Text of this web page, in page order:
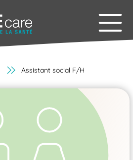
Assistant social F/H